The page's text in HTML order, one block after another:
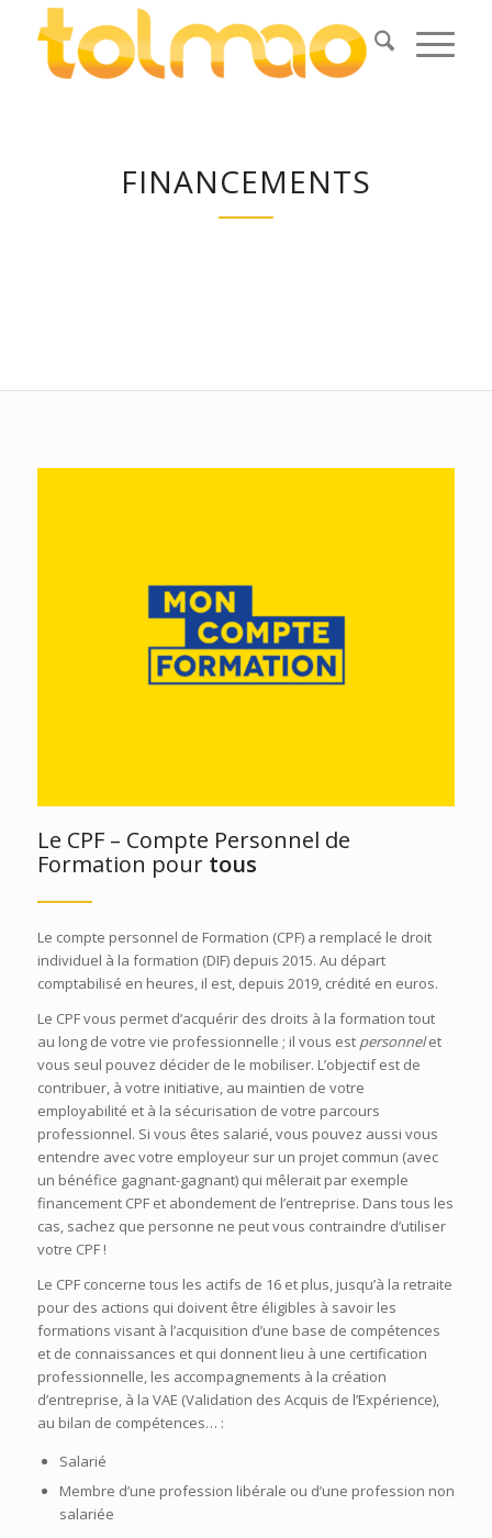
FINANCEMENTS
Le CPF – Compte Personnel de
Formation pour tous
Le compte personnel de Formation (CPF) a remplacé le droit
individuel à la formation (DIF) depuis 2015. Au départ
comptabilisé en heures, il est, depuis 2019, crédité en euros.
Le CPF vous permet d’acquérir des droits à la formation tout
au long de votre vie professionnelle ; il vous est personnelet
vous seul pouvez décider de le mobiliser. L’objectif est de
contribuer, à votre initiative, au maintien de votre
employabilité et à la sécurisation de votre parcours
professionnel. Si vous êtes salarié, vous pouvez aussi vous
entendre avec votre employeur sur un projet commun (avec
un bénéfice gagnant-gagnant) qui mêlerait par exemple
financement CPF et abondement de l’entreprise. Dans tous les
cas, sachez que personne ne peut vous contraindre d’utiliser
votre CPF !
Le CPF concerne tous les actifs de 16 et plus, jusqu’à la retraite
pour des actions qui doivent être éligibles à savoir les
formations visant à l’acquisition d’une base de compétences
et de connaissances et qui donnent lieu à une certification
professionnelle, les accompagnements à la création
d’entreprise, à la VAE (Validation des Acquis de l’Expérience),
au bilan de compétences… :
Salarié
Membre d’une profession libérale ou d’une profession non
salariée